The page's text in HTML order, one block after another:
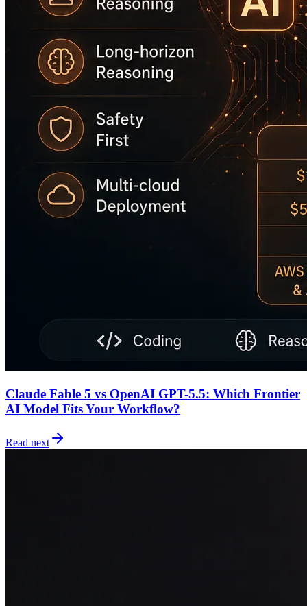
Claude Fable 5 vs OpenAI GPT-5.5: Which Frontier
AI Model Fits Your Workflow?
Read next